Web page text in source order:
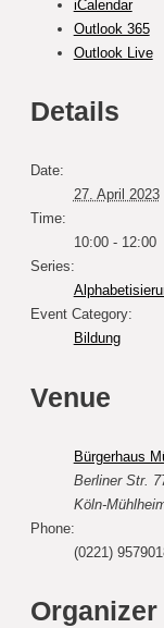
iCalendar
Outlook 365
Outlook Live
Details
Date:
27. April 2023
Time:
10:00 - 12:00
Series:
Event Category:
Bildung
Venue
Bürgerhaus
Berliner Str.
Köln-
Phone:
(0221)
Organizer